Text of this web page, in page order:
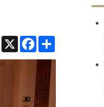
Facebook
X
WhatsApp